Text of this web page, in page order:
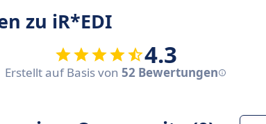
zu iR*EDI
4.3
Erstellt auf Basis von 52 Bewertungen